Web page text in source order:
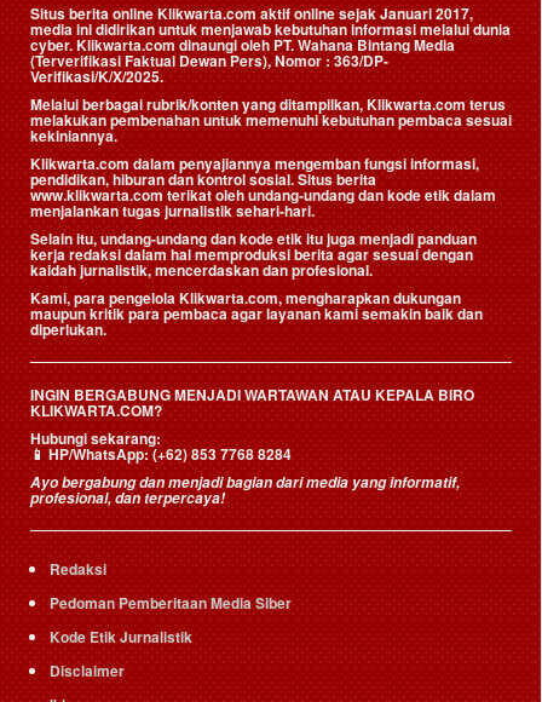
Situs berita online Klikwarta.com aktif online sejak Januari 2017,
media ini didirikan untuk menjawab kebutuhan informasi melalui dunia
cyber. Klikwarta.com dinaungi oleh PT. Wahana Bintang Media
(Terverifikasi Faktual Dewan Pers), Nomor : 363/DP-
Verifikasi/K/X/2025.
Melalui berbagai rubrik/konten yang ditampilkan, Klikwarta.com terus
melakukan pembenahan untuk memenuhi kebutuhan pembaca sesuai
kekiniannya.
Klikwarta.com dalam penyajiannya mengemban fungsi informasi,
pendidikan, hiburan dan kontrol sosial. Situs berita
www.klikwarta.com terikat oleh undang-undang dan kode etik dalam
menjalankan tugas jurnalistik sehari-hari.
Selain itu, undang-undang dan kode etik itu juga menjadi panduan
kerja redaksi dalam hal memproduksi berita agar sesuai dengan
kaidah jurnalistik, mencerdaskan dan profesional.
Kami, para pengelola Klikwarta.com, mengharapkan dukungan
maupun kritik para pembaca agar layanan kami semakin baik dan
diperlukan.
INGIN BERGABUNG MENJADI WARTAWAN ATAU KEPALA BIRO
KLIKWARTA.COM?
Hubungi sekarang:
📱HP/WhatsApp:(+62) 853 7768 8284
Ayo bergabung dan menjadi bagian dari media yang informatif,
profesional, dan terpercaya!
Redaksi
Pedoman Pemberitaan Media Siber
Kode Etik Jurnalistik
Disclaimer